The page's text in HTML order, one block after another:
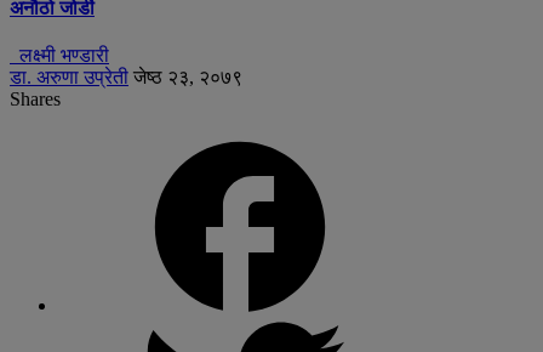
अनौठो जोडीे
लक्ष्मी भण्डारी
डा. अरुणा उप्रेती जेष्ठ २३, २०७९
Shares